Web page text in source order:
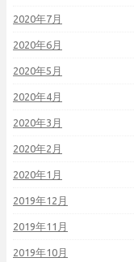
2020年7月
2020年6月
2020年5月
2020年4月
2020年3月
2020年2月
2020年1月
2019年12月
2019年11月
2019年10月